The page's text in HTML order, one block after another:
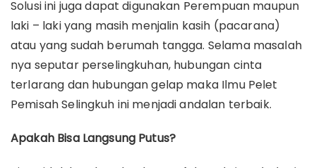
Solusi ini juga dapat digunakan Perempuan maupun
laki – laki yang masih menjalin kasih (pacarana)
atau yang sudah berumah tangga. Selama masalah
nya seputar perselingkuhan, hubungan cinta
terlarang dan hubungan gelap maka Ilmu Pelet
Pemisah Selingkuh ini menjadi andalan terbaik.
Apakah Bisa Langsung Putus?